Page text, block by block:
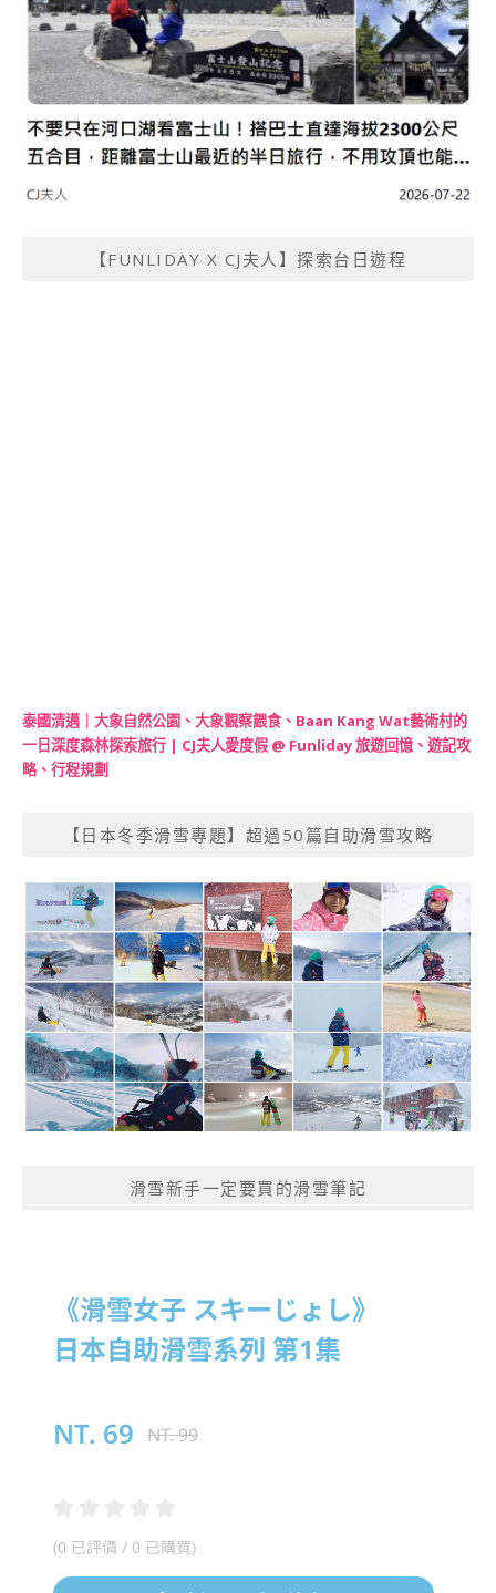
【FUNLIDAY X CJ夫人】探索台日遊程
泰國清邁｜大象自然公園、大象觀察餵食、Baan Kang Wat藝術村的
一日深度森林探索旅行 | CJ夫人愛度假 @ Funliday 旅遊回憶、遊記攻
略、行程規劃
【日本冬季滑雪專題】超過50篇自助滑雪攻略
滑雪新手一定要買的滑雪筆記